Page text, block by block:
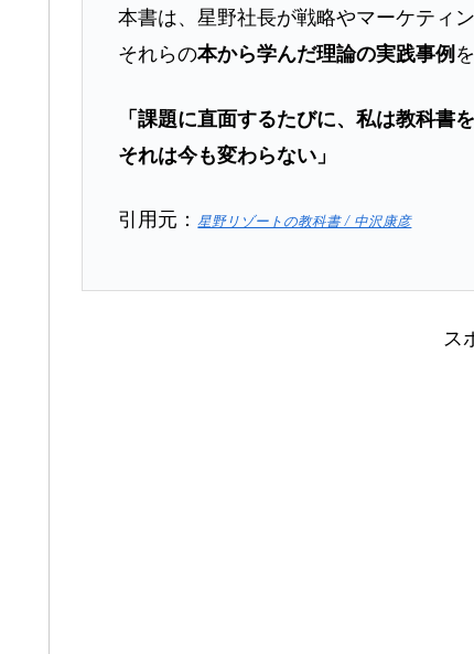
本書は、星野社長が戦略やマーケティ
それらの本から学んだ理論の実践事例
「課題に直面するたびに、私は教科書
それは今も変わらない」
引用元：星野リゾートの教科書 / 中沢康彦
ス